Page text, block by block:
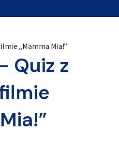
„Mamma Mia!”
Quiz z